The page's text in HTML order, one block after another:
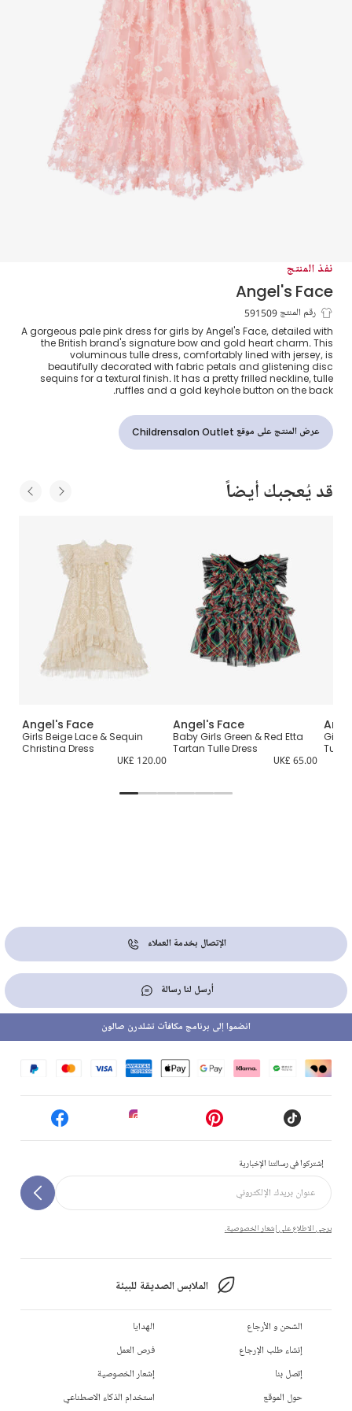
نفذ المنتج
Angel's Face
فستان تول بورود لون زهري
رقم المنتج 591509
A gorgeous pale pink dress for girls by Angel's Face, detailed with
the British brand's signature bow and gold heart charm. This
voluminous tulle dress, comfortably lined with jersey, is
beautifully decorated with fabric petals and glistening disc
sequins for a textural finish. It has a pretty frilled neckline, tulle
ruffles and a gold keyhole button on the back.
عرض المنتج على موقع Childrensalon Outlet
قد يُعجبك أيضاً
Angel's Face
Girls Beige Lace & Sequin
Christina Dress
UK£ 120.00
Angel's Face
Baby Girls Green & Red Etta
Tartan Tulle Dress
UK£ 65.00
Girls
Tulle
الإتصال بخدمة العملاء
أرسل لنا رسالة
إشتركوا في رسالتنا الإخبارية
يرجى الاطلاع على إشعار الخصوصية.
الملابس الصديقة للبيئة
انضموا إلى برنامج مكافآت تشلدرن صالون
الشحن و الأرجاع
إنشاء طلب الإرجاع
إتصل بنا
حول الموقع
الهدايا
فرص العمل
إشعار الخصوصية
استخدام الذكاء الاصطناعي